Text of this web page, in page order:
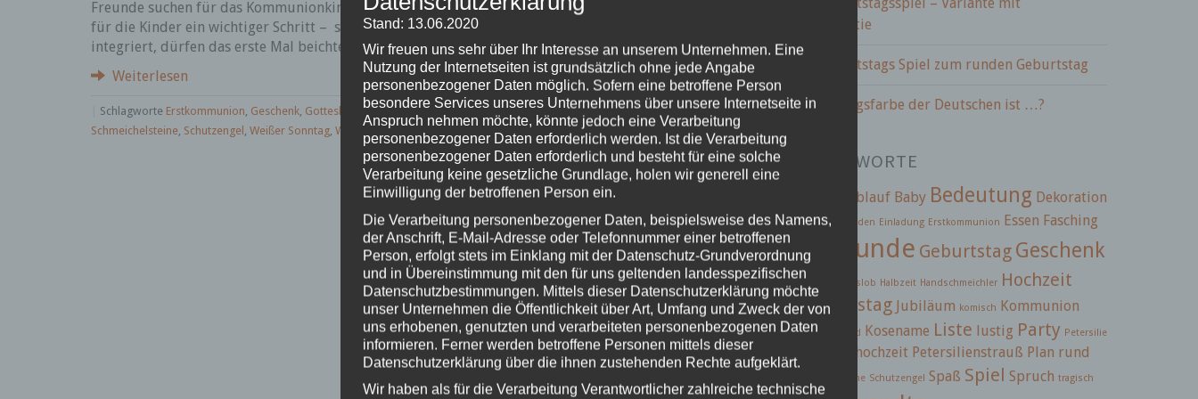
Freunde suchen für das Kommunionkind ein passendes Geschenk. Die Erstkommunion ist
für die Kinder ein wichtiger Schritt – sie werden in die Gemeinschaft des Glaubens
integriert, dürfen das erste Mal beichten…
Weiterlesen
Schlagworte Erstkommunion, Geschenk, Gotteslob Handschmeichler,Kommunion,Kommunionkind ,
Schmeichelsteine, Schutzengel , Weißer Sonntag, Widmung | 1 Kommentar
Spaßgarantie
ABC Geburtstags Spiel zum runden Geburtstag
Die Lieblingsfarbe der Deutschen ist …?
SCHLAGWORTE
Ablauf Baby Bedeutung Dekoration
einfach
einladen Einladung Erstkommunion Essen Fasching
Feiern Freunde Geburtstag Geschenk
Getränke Gotteslob Halbzeit Handschmeichler Hochzeit
Hochzeitstag Jubiläum komisch Kommunion
Kommunionkind Kosename Liste lustig Party Petersilie
Petersilienhochzeit Petersilienstrauß Plan rund
Schmeichelsteine Schutzengel Spaß Spiel Spruch tragisch
Stand: 13.06.2020
Wir freuen uns sehr über Ihr Interesse an unserem Unternehmen. Eine
Nutzung der Internetseiten ist grundsätzlich ohne jede Angabe
personenbezogener Daten möglich. Sofern eine betroffene Person
besondere Services unseres Unternehmens über unsere Internetseite in
Anspruch nehmen möchte, könnte jedoch eine Verarbeitung
personenbezogener Daten erforderlich werden. Ist die Verarbeitung
personenbezogener Daten erforderlich und besteht für eine solche
Verarbeitung keine gesetzliche Grundlage, holen wir generell eine
Einwilligung der betroffenen Person ein.
Die Verarbeitung personenbezogener Daten, beispielsweise des Namens,
der Anschrift, E-Mail-Adresse oder Telefonnummer einer betroffenen
Person, erfolgt stets im Einklang mit der Datenschutz-Grundverordnung
und in Übereinstimmung mit den für uns geltenden landesspezifischen
Datenschutzbestimmungen. Mittels dieser Datenschutzerklärung möchte
unser Unternehmen die Öffentlichkeit über Art, Umfang und Zweck der von
uns erhobenen, genutzten und verarbeiteten personenbezogenen Daten
informieren. Ferner werden betroffene Personen mittels dieser
Datenschutzerklärung über die ihnen zustehenden Rechte aufgeklärt.
Wir haben als für die Verarbeitung Verantwortlicher zahlreiche technische